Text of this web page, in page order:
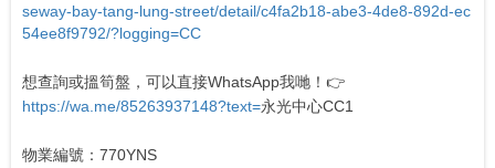
seway-bay-tang-lung-street/detail/c4fa2b18-abe3-4de8-892d-ec
54ee8f9792/?logging=CC
想查詢或搵筍盤，可以直接WhatsApp我哋！👉
https://wa.me/85263937148?text=永光中心CC1
物業編號：770YNS